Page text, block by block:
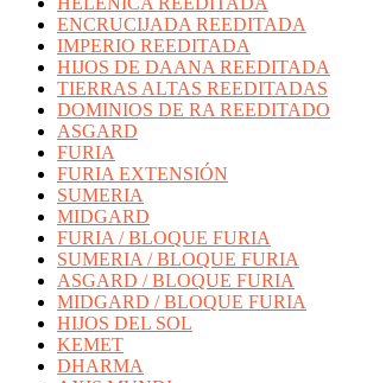
ENCRUCIJADA REEDITADA
IMPERIO REEDITADA
HIJOS DE DAANA REEDITADA
TIERRAS ALTAS REEDITADAS
DOMINIOS DE RA REEDITADO
ASGARD
FURIA
FURIA EXTENSIÓN
SUMERIA
MIDGARD
FURIA / BLOQUE FURIA
SUMERIA / BLOQUE FURIA
ASGARD / BLOQUE FURIA
MIDGARD / BLOQUE FURIA
HIJOS DEL SOL
KEMET
DHARMA